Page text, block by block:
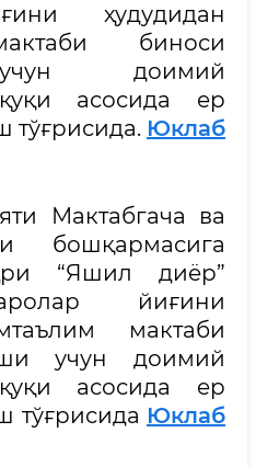
ҳудудидан
биноси
доимий
асосида ер
тўғрисида. Юклаб
Мактабгача ва
бошқармасига
“Яшил диёр”
йиғини
мактаби
учун доимий
асосида ер
тўғрисида Юклаб